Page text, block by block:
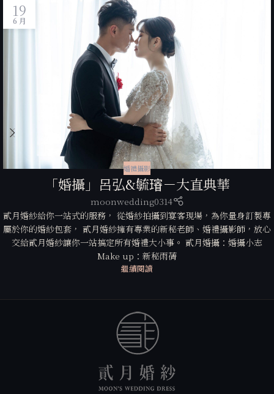
19
6 月
婚禮攝影
「婚攝」呂弘&毓𤩷－大直典華
moonwedding0314
貳月婚紗給你一站式的服務， 從婚紗拍攝到宴客現場，為你量身訂製專
屬於你的婚紗包套， 貳月婚紗擁有專業的新秘老師、婚禮攝影師，放心
交給貳月婚紗讓你一站搞定所有婚禮大小事。 貳月婚攝：婚攝小志
Make up：新秘雨蒨
繼續閱讀